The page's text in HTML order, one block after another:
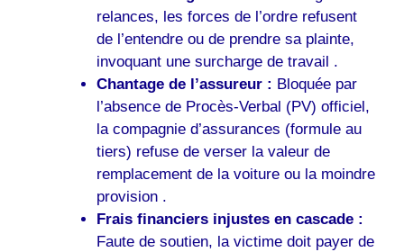
relances, les forces de l’ordre refusent
de l’entendre ou de prendre sa plainte,
invoquant une surcharge de travail .
Chantage de l’assureur : Bloquée par
l’absence de Procès-Verbal (PV) officiel,
la compagnie d’assurances (formule au
tiers) refuse de verser la valeur de
remplacement de la voiture ou la moindre
provision .
Frais financiers injustes en cascade :
Faute de soutien, la victime doit payer de